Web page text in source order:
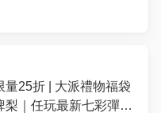
25折 | 大派禮物福袋
梨｜任玩最新七彩彈床